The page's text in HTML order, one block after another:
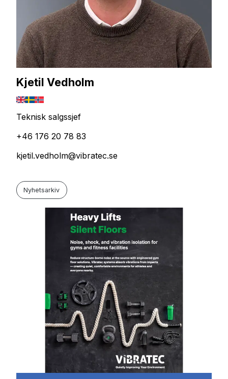
Kjetil Vedholm
Teknisk salgssjef
+46 176 20 78 83
kjetil.vedholm@vibratec.se
Nyhetsarkiv